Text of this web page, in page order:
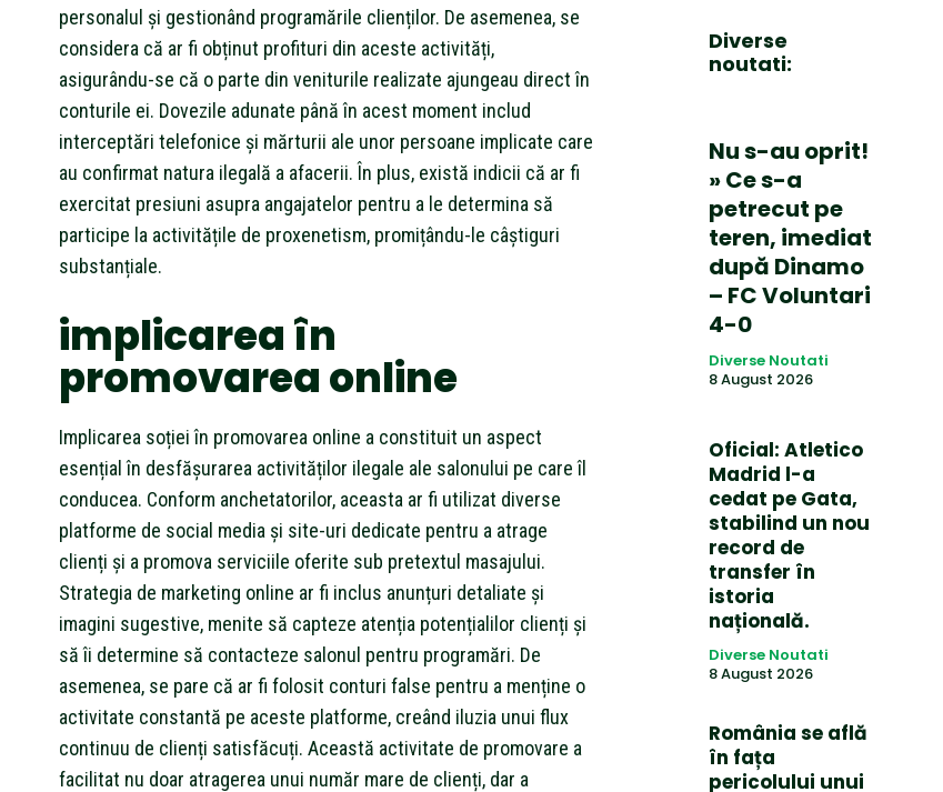
personalul și gestionând programările clienților. De asemenea, se
considera că ar fi obținut profituri din aceste activități,
asigurându-se că o parte din veniturile realizate ajungeau direct în
conturile ei. Dovezile adunate până în acest moment includ
interceptări telefonice și mărturii ale unor persoane implicate care
au confirmat natura ilegală a afacerii. În plus, există indicii că ar fi
exercitat presiuni asupra angajatelor pentru a le determina să
participe la activitățile de proxenetism, promițându-le câștiguri
substanțiale.
implicarea în
promovarea online
Implicarea soției în promovarea online a constituit un aspect
esențial în desfășurarea activităților ilegale ale salonului pe care îl
conducea. Conform anchetatorilor, aceasta ar fi utilizat diverse
platforme de social media și site-uri dedicate pentru a atrage
clienți și a promova serviciile oferite sub pretextul masajului.
Strategia de marketing online ar fi inclus anunțuri detaliate și
imagini sugestive, menite să capteze atenția potențialilor clienți și
să îi determine să contacteze salonul pentru programări. De
asemenea, se pare că ar fi folosit conturi false pentru a menține o
activitate constantă pe aceste platforme, creând iluzia unui flux
continuu de clienți satisfăcuți. Această activitate de promovare a
facilitat nu doar atragerea unui număr mare de clienți, dar a
Diverse
noutati:
Nu s-au oprit!
» Ce s-a
petrecut pe
teren, imediat
după Dinamo
– FC Voluntari
4-0
Diverse Noutati
8 August 2026
Oficial: Atletico
Madrid l-a
cedat pe Gata,
stabilind un nou
record de
transfer în
istoria
națională.
Diverse Noutati
8 August 2026
România se află
în fața
pericolului unui